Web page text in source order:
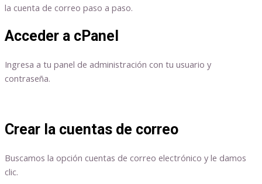
la cuenta de correo paso a paso.
Acceder a cPanel
Ingresa a tu panel de administración con tu usuario y
contraseña.
Crear la cuentas de correo
Buscamos la opción cuentas de correo electrónico y le damos
clic.